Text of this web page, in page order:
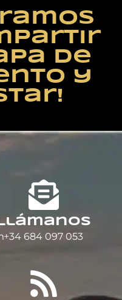
de
y
+34 684 097 053